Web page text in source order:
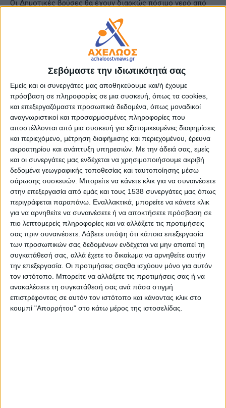
Σεβόμαστε την ιδιωτικότητά σας
Εμείς και οι συνεργάτες μας αποθηκεύουμε και/ή έχουμε
πρόσβαση σε πληροφορίες σε μια συσκευή, όπως τα cookies,
και επεξεργαζόμαστε προσωπικά δεδομένα, όπως μοναδικοί
αναγνωριστικοί και προσαρμοσμένες πληροφορίες που
αποστέλλονται από μια συσκευή για εξατομικευμένες διαφημίσεις
και περιεχόμενο, μέτρηση διαφήμισης και περιεχομένου, έρευνα
ακροατηρίου και ανάπτυξη υπηρεσιών. Με την άδειά σας, εμείς
και οι συνεργάτες μας ενδέχεται να χρησιμοποιήσουμε ακριβή
δεδομένα γεωγραφικής τοποθεσίας και ταυτοποίησης μέσω
σάρωσης συσκευών. Μπορείτε να κάνετε κλικ για να συναινέσετε
στην επεξεργασία από εμάς και τους 1538 συνεργάτες μας όπως
περιγράφεται παραπάνω. Εναλλακτικά, μπορείτε να κάνετε κλικ
για να αρνηθείτε να συναινέσετε ή να αποκτήσετε πρόσβαση σε
πιο λεπτομερείς πληροφορίες και να αλλάξετε τις προτιμήσεις
σας πριν συναινέσετε. Λάβετε υπόψη ότι κάποια επεξεργασία
των προσωπικών σας δεδομένων ενδέχεται να μην απαιτεί τη
συγκατάθεσή σας, αλλά έχετε το δικαίωμα να αρνηθείτε αυτήν
την επεξεργασία. Οι προτιμήσεις σαςθα ισχύουν μόνο για αυτόν
τον ιστότοπο. Μπορείτε να αλλάξετε τις προτιμήσεις σας ή να
ανακαλέσετε τη συγκατάθεσή σας ανά πάσα στιγμή
επιστρέφοντας σε αυτόν τον ιστότοπο και κάνοντας κλικ στο
κουμπί "Απορρήτου" στο κάτω μέρος της ιστοσελίδας.
Οι Δημοτικές βρύσες θα έχουν διαρκώς πόσιμο νερό από
- Advertisement -
LATEST NEWS
ΕΠΙΚΑΙΡΟΤΗΤΑ
Πώς αμείβεται η αργία του
Δεκαπενταύγουστου – Ενημέρωση
της ΓΣΕΕ
admin - 6 Αυγούστου, 2026
ΕΠΙΚΑΙΡΟΤΗΤΑ
Συνελήφθησαν δύο άτομα για κατοχή
ναρκωτικών ουσιών στην Κέρκυρα
admin - 6 Αυγούστου, 2026
ΕΠΙΚΑΙΡΟΤΗΤΑ
Δυτική Ελλάδα: Ο απολογισμός του
Ιουλίου κατέγραψε 42 τροχαία
ατυχήματα και 3.757 παραβάσεις
admin - 5 Αυγούστου, 2026
ΕΠΙΚΑΙΡΟΤΗΤΑ
Mνημόσυνο στη Γαβαλού για τα
θύματα της Γερμανικής Κατοχής στη
Μακρυνεία